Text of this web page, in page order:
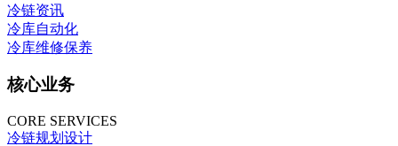
冷链资讯
冷库自动化
冷库维修保养
核心业务
CORE SERVICES
冷链规划设计